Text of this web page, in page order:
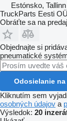
Estónsko, Tallinn
TruckParts Eesti OÜ
Obráťte sa na
Objednajte si
pneumatické
Odosielanie na
Kliknutím sem
osobných údajov a
Výsledok: 20